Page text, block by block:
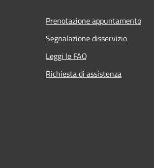
Prenotazione appuntamento
Segnalazione disservizio
Leggi le FAQ
Richiesta di assistenza